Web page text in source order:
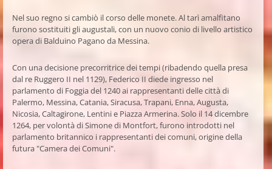
Nel suo regno si cambiò il corso delle monete. Al tarì amalfitano
furono sostituiti gli augustali, con un nuovo conio di livello artistico
opera di Balduino Pagano da Messina.
Con una decisione precorritrice dei tempi (ribadendo quella presa
dal re Ruggero II nel 1129), Federico II diede ingresso nel
parlamento di Foggia del 1240 ai rappresentanti delle città di
Palermo, Messina, Catania, Siracusa, Trapani, Enna, Augusta,
Nicosia, Caltagirone, Lentini e Piazza Armerina. Solo il 14 dicembre
1264, per volontà di Simone di Montfort, furono introdotti nel
parlamento britannico i rappresentanti dei comuni, origine della
futura "Camera dei Comuni".